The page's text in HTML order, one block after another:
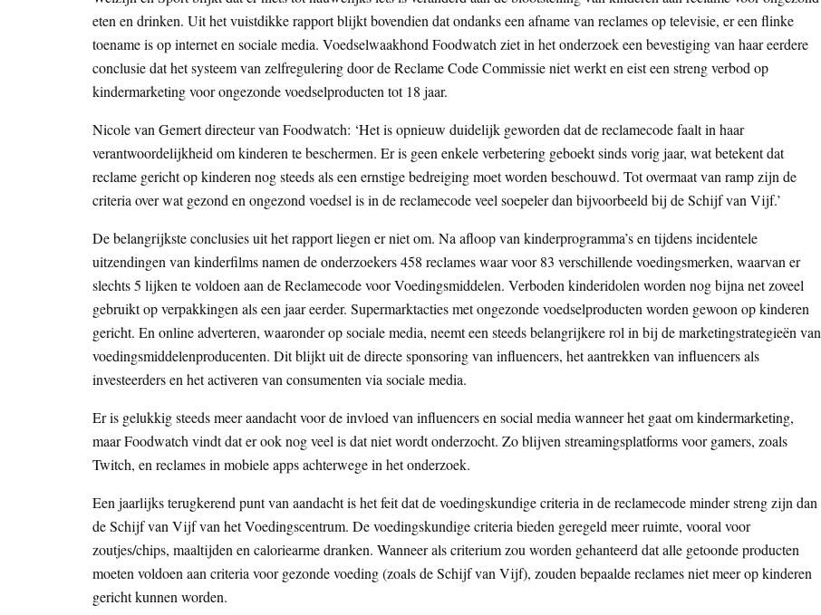
eten en drinken. Uit het vuistdikke rapport blijkt bovendien dat ondanks een afname van reclames op televisie, er een flinke
toename is op internet en sociale media. Voedselwaakhond Foodwatch ziet in het onderzoek een bevestiging van haar eerdere
conclusie dat het systeem van zelfregulering door de Reclame Code Commissie niet werkt en eist een streng verbod op
kindermarketing voor ongezonde voedselproducten tot 18 jaar.
Nicole van Gemert directeur van Foodwatch: ‘Het is opnieuw duidelijk geworden dat de reclamecode faalt in haar
verantwoordelijkheid om kinderen te beschermen. Er is geen enkele verbetering geboekt sinds vorig jaar, wat betekent dat
reclame gericht op kinderen nog steeds als een ernstige bedreiging moet worden beschouwd. Tot overmaat van ramp zijn de
criteria over wat gezond en ongezond voedsel is in de reclamecode veel soepeler dan bijvoorbeeld bij de Schijf van Vijf.’
De belangrijkste conclusies uit het rapport liegen er niet om. Na afloop van kinderprogramma’s en tijdens incidentele
uitzendingen van kinderfilms namen de onderzoekers 458 reclames waar voor 83 verschillende voedingsmerken, waarvan er
slechts 5 lijken te voldoen aan de Reclamecode voor Voedingsmiddelen. Verboden kinderidolen worden nog bijna net zoveel
gebruikt op verpakkingen als een jaar eerder. Supermarktacties met ongezonde voedselproducten worden gewoon op kinderen
gericht. En online adverteren, waaronder op sociale media, neemt een steeds belangrijkere rol in bij de marketingstrategieën van
voedingsmiddelenproducenten. Dit blijkt uit de directe sponsoring van influencers, het aantrekken van influencers als
investeerders en het activeren van consumenten via sociale media.
Er is gelukkig steeds meer aandacht voor de invloed van influencers en social media wanneer het gaat om kindermarketing,
maar Foodwatch vindt dat er ook nog veel is dat niet wordt onderzocht. Zo blijven streamingsplatforms voor gamers, zoals
Twitch, en reclames in mobiele apps achterwege in het onderzoek.
Een jaarlijks terugkerend punt van aandacht is het feit dat de voedingskundige criteria in de reclamecode minder streng zijn dan
de Schijf van Vijf van het Voedingscentrum. De voedingskundige criteria bieden geregeld meer ruimte, vooral voor
zoutjes/chips, maaltijden en caloriearme dranken. Wanneer als criterium zou worden gehanteerd dat alle getoonde producten
moeten voldoen aan criteria voor gezonde voeding (zoals de Schijf van Vijf), zouden bepaalde reclames niet meer op kinderen
gericht kunnen worden.